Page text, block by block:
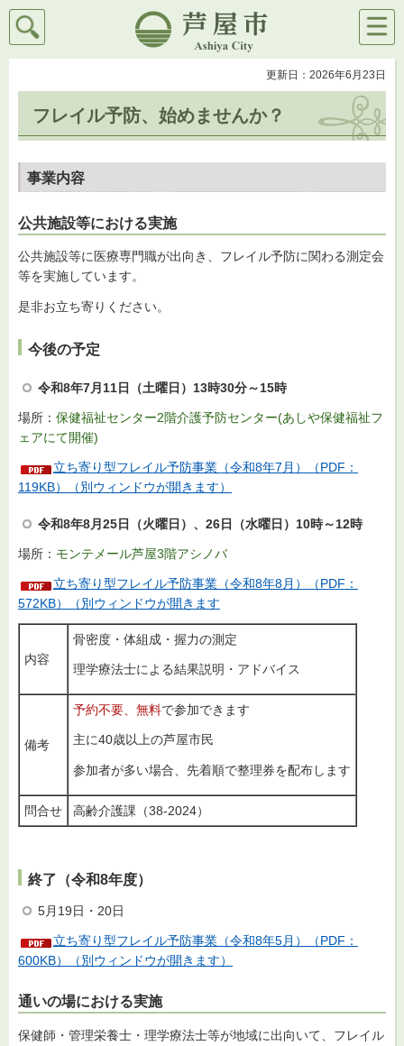
芦屋市
検索
メニ
ュー
更新日：2026年6月23日
フレイル予防、始めませんか？
事業内容
公共施設等における実施
公共施設等に医療専門職が出向き、フレイル予防に関わる測定会
等を実施しています。
是非お立ち寄りください。
今後の予定
令和8年7月11日（土曜日）13時30分～15時
場所： 保健福祉センター2階介護予防センター(あしや保健福祉フ
ェアにて開催)
立ち寄り型フレイル予防事業（令和8年7月）（PDF：
119KB）（別ウィンドウが開きます）
令和8年8月25日（火曜日）、26日（水曜日）10時～12時
場所： モンテメール芦屋3階アシノバ
立ち寄り型フレイル予防事業（令和8年8月）（PDF：
572KB）（別ウィンドウが開きます
内容
骨密度・体組成・握力の測定
理学療法士による結果説明・アドバイス
備考
予約不要、無料で参加できます
主に40歳以上の芦屋市民
参加者が多い場合、先着順で整理券を配布します
問合せ 高齢介護課（38-2024）
終了（令和8年度）
5月19日・20日
立ち寄り型フレイル予防事業（令和8年5月）（PDF：
600KB）（別ウィンドウが開きます）
通いの場における実施
保健師・管理栄養士・理学療法士等が地域に出向いて、フレイル